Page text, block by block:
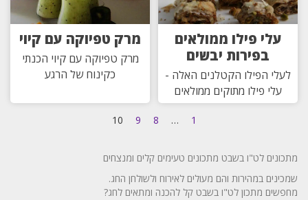
עלי פילו ממולאים
בפירות יבשים
לעלי הפילו הקטלנים האלה -
עלי פילו מתוקים ממולאים
מרק טפיוקה עם קיוי
מרק טפיוקה עם קיוי הכנתי
כקינוח של הרגע
1
…
8
9
10
מתכונים לט"ו בשבט מתכונים טעימים קלים ומנצחים
שמכינים במהירות והם מעולים לאירוח ולשולחן החג.
מחפשים מתכון לט"ו בשבט קל להכנה ומתאים לחג?